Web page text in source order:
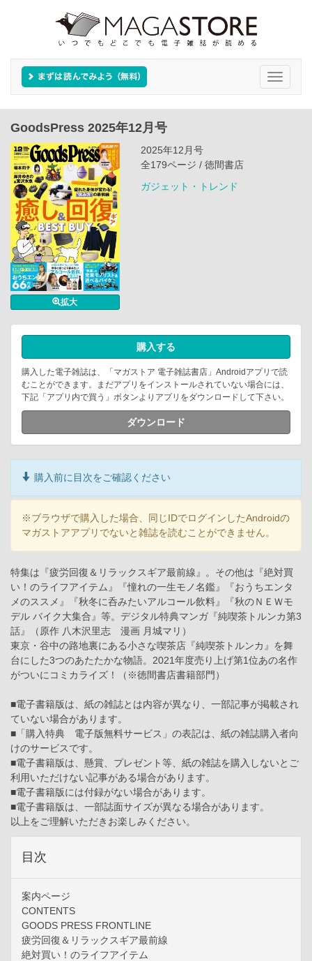
Toggle
GoodsPress 2025年12月号
拡大
2025年12月号
全179ページ / 徳間書店
ガジェット・トレンド
購入する
購入した電子雑誌は、「マガストア 電子雑誌書店」Androidアプリで読
むことができます。まだアプリをインストールされていない場合には、
下記「アプリ内で買う」ボタンよりアプリをダウンロードして下さい。
ダウンロード
購入前に目次をご確認ください
※ブラウザで購入した場合、同じIDでログインしたAndroidの
マガストアアプリでないと雑誌を読むことができません。
特集は『疲労回復＆リラックスギア最前線』。その他は『絶対買
い！のライフアイテム』『憧れの一生モノ名鑑』『おうちエンタ
メのススメ』『秋冬に呑みたいアルコール飲料』『秋のＮＥＷモ
デル バイク大集合』等。デジタル特典マンガ『純喫茶トルンカ第3
話』（原作 八木沢里志 漫画 月城マリ）
東京・谷中の路地裏にある小さな喫茶店『純喫茶トルンカ』を舞
台にした3つのあたたかな物語。2021年度売り上げ第1位あの名作
がついにコミカライズ！（※徳間書店書籍部門）
■電子書籍版は、紙の雑誌とは内容が異なり、一部記事が掲載され
ていない場合があります。
■「購入特典 電子版無料サービス」の表記は、紙の雑誌購入者向
けのサービスです。
■電子書籍版は、懸賞、プレゼント等、紙の雑誌を購入しないとご
利用いただけない記事がある場合があります。
■電子書籍版には付録がない場合があります。
■電子書籍版は、一部誌面サイズが異なる場合があります。
以上をご理解いただきお楽しみください。
目次
案内ページ
CONTENTS
GOODS PRESS FRONTLINE
疲労回復＆リラックスギア最前線
絶対買い！のライフアイテム